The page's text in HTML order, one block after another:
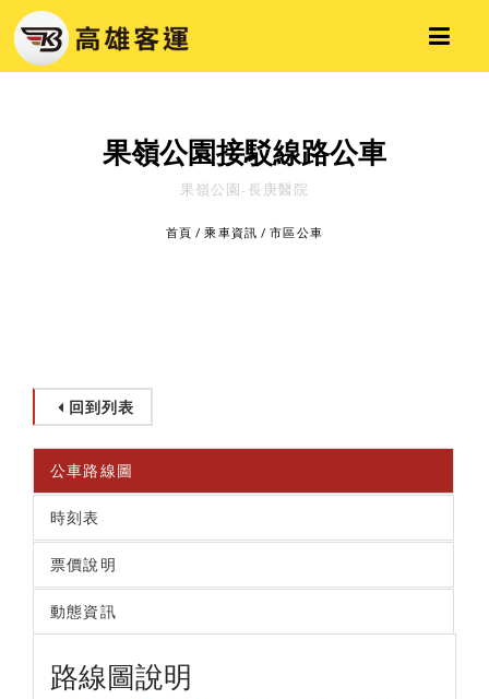
果嶺公園接駁線路公車
果嶺公園-長庚醫院
首頁 /乘車資訊 /市區公車
回到列表
公車路線圖
時刻表
票價說明
動態資訊
路線圖說明